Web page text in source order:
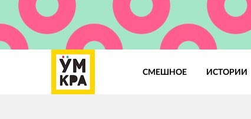
СМЕШНОЕ ИСТОРИИ